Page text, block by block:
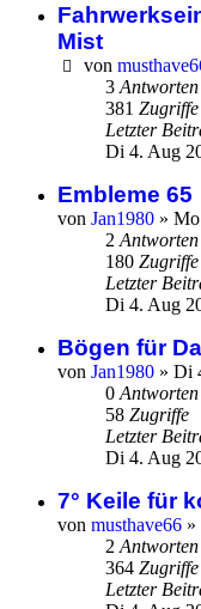
Mist
von
3 Antworten
381 Zugriffe
Letzter
Di 4. Aug
Embleme 65
von Jan1980 »
2 Antworten
180 Zugriffe
Letzter
Di 4. Aug
Bögen für
von Jan1980 » Di
0 Antworten
58 Zugriffe
Letzter
Di 4. Aug
7° Keile für
von musthave66 »
2 Antworten
364 Zugriffe
Letzter